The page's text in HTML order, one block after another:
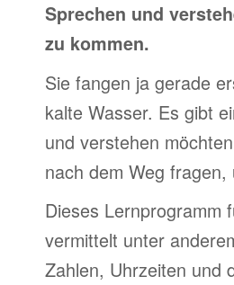
Sprechen und
zu kommen.
Sie fangen ja gerade
kalte Wasser. Es gibt
und verstehen
nach dem Weg fragen,
Dieses Lernprogramm
vermittelt unter
Zahlen, Uhrzeiten und